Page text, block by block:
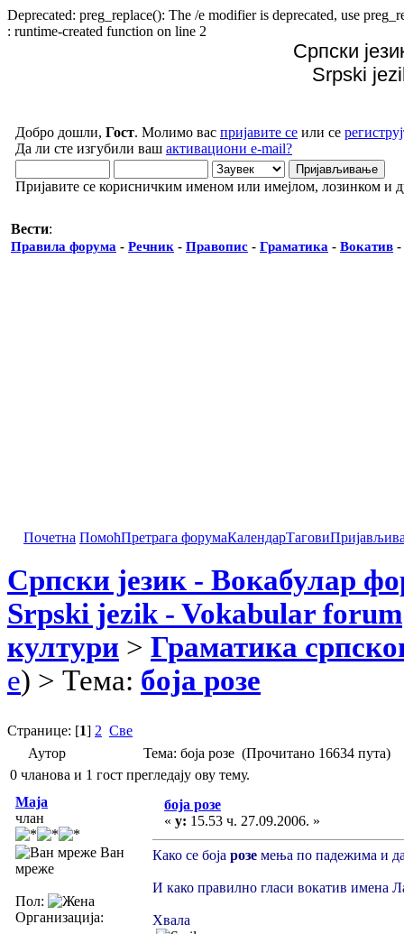
Deprecated: preg_replace(): The /e modifier is deprecated, use
: runtime-created function on line 2
Српски
Srpski
Добро дошли, Гост. Молимо вас пријавите се или се
Да ли сте изгубили ваш активациони e-mail?
Пријавите се корисничким именом или имејлом, лозинком и
Вести:
Правила форума - Речник - Правопис - Граматика - Вокатив -
Почетна ПомоћПретрага форумаКалендарТагови
Српски језик - Вокабулар
Srpski jezik - Vokabular forum
култури > Граматика
e) > Тема: боја розе
Странице: [1] 2 Све
Аутор
Тема: боја розе (Прочитано 16634 пута)
0 чланова и 1 гост прегледају ову тему.
Maja
члан
Ван
мреже
Пол:
Организација:
боја розе
« у: 15.53 ч. 27.09.2006. »
Како се боја розе мења по падежима и
И како правилно гласи вокатив имена
Хвала